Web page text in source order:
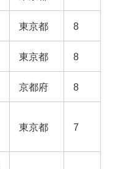
東京都 8
東京都 8
京都府 8
東京都 7